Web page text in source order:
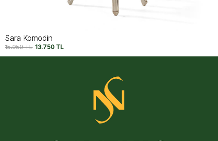
Sara Komodin
15.950TL 13.750 TL